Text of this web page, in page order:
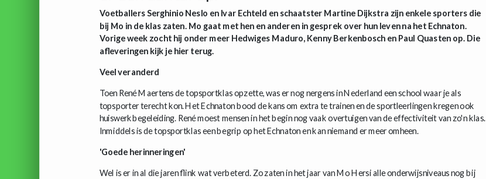
Voetballers Serghinio Neslo en Ivar Echteld en schaatster Martine Dijkstra zijn enkele sporters die
bij Mo in de klas zaten. Mo gaat met hen en anderen in gesprek over hun leven na het Echnaton.
Vorige week zocht hij onder meer Hedwiges Maduro, Kenny Berkenbosch en Paul Quasten op. Die
afleveringen kijk je hier terug.
Veel veranderd
Toen René Maertens de topsportklas opzette, was er nog nergens in Nederland een school waar je als
topsporter terecht kon. Het Echnaton bood de kans om extra te trainen en de sportleerlingen kregen ook
huiswerkbegeleiding. René moest mensen in het begin nog vaak overtuigen van de effectiviteit van zo'n klas.
Inmiddels is de topsportklas een begrip op het Echnaton en kan niemand er meer omheen.
'Goede herinneringen'
Wel is er in al die jaren flink wat verbeterd. Zo zaten in het jaar van Mo Hersi alle onderwijsniveaus nog bij